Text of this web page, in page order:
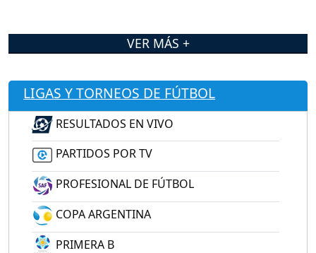
VER MÁS +
LIGAS Y TORNEOS DE FÚTBOL
RESULTADOS EN VIVO
PARTIDOS POR TV
PROFESIONAL DE FÚTBOL
COPA ARGENTINA
PRIMERA B